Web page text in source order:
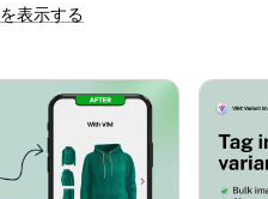
表示する